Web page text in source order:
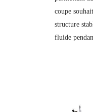
coupe
structure
fluide